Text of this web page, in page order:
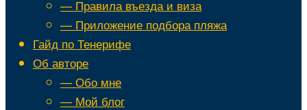
— Правила въезда и виза
— Приложение подбора пляжа
Гайд по Тенерифе
Об авторе
— Обо мне
— Мой блог